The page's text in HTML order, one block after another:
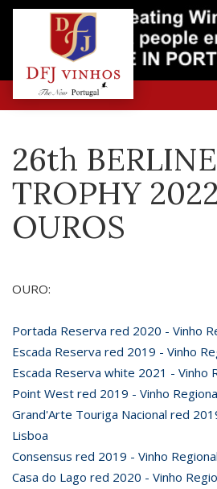
26th
TROPHY
OUROS
OURO:
Portada Reserva red 2020 - Vinho
Escada Reserva red 2019 - Vinho
Escada Reserva white 2021 - Vinho
Point West red 2019 - Vinho
Grand'Arte Touriga Nacional red
Lisboa
Consensus red 2019 - Vinho
Casa do Lago red 2020 - Vinho